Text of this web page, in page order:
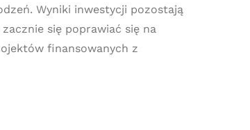
Wyniki inwestycji pozostają
się poprawiać się na
finansowanych z